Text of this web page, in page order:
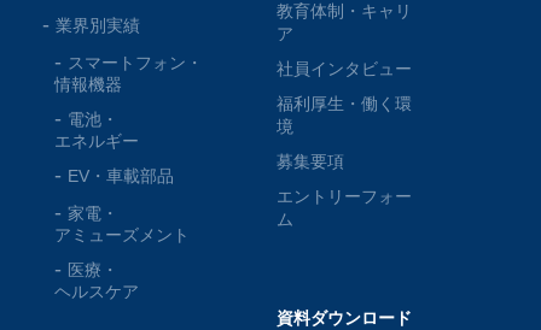
業界別実績
スマートフォン・
情報機器
電池・
エネルギー
EV・車載部品
家電・
アミューズメント
医療・
ヘルスケア
教育体制・キャリ
ア
社員インタビュー
福利厚生・働く環
境
募集要項
エントリーフォー
ム
資料ダウンロード